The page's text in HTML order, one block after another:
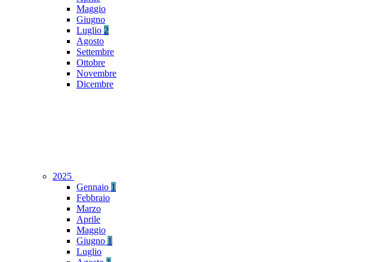
Maggio
Giugno
Luglio 2
Agosto
Settembre
Ottobre
Novembre
Dicembre
2025
Gennaio 1
Febbraio
Marzo
Aprile
Maggio
Giugno 1
Luglio